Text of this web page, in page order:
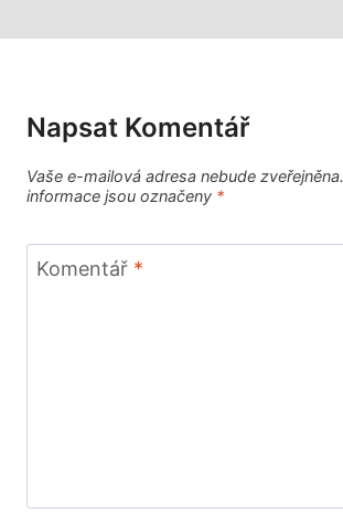
Napsat Komentář
Vaše e-mailová adresa nebude zveřejněna.
informace jsou označeny *
Komentář *